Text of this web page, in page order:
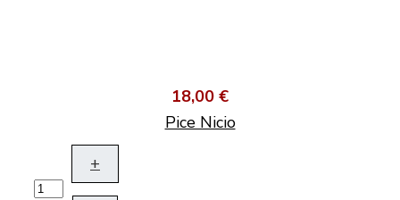
18,00 €
Pice Nicio
+